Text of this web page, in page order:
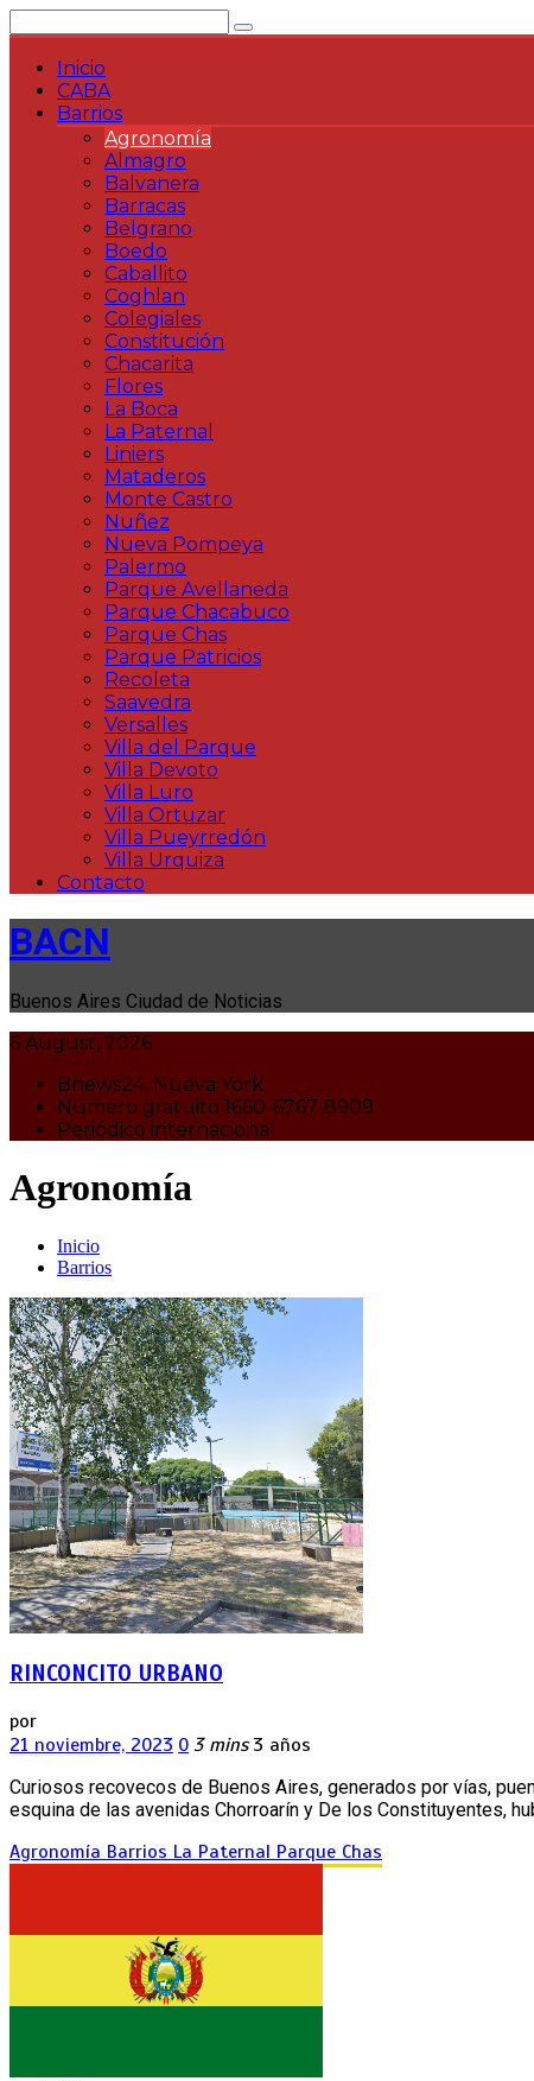
al
contenidoInicio
CABA
Barrios
Agronomía
Almagro
Balvanera
Barracas
Belgrano
Boedo
Caballito
Coghlan
Colegiales
Constitución
Chacarita
Flores
La Boca
La Paternal
Liniers
Mataderos
Monte Castro
Nuñez
Nueva Pompeya
Palermo
Parque Avellaneda
Parque Chacabuco
Parque Chas
Parque Patricios
Recoleta
Saavedra
Versalles
Villa del Parque
Villa Devoto
Villa Luro
Villa Ortuzar
Villa Pueyrredón
Villa Urquiza
Contacto
BACN
Buenos Aires Ciudad de Noticias
6 August, 2026
Bnews24, Nueva York
Número gratuito 1660-6767-8909
Periódico internacional
Agronomía
Inicio
Barrios
RINCONCITO URBANO
por
21 noviembre, 2023 0 3 mins 3 años
Curiosos recovecos de Buenos Aires, generados por vías,
esquina de las avenidas Chorroarín y De los Constituyentes,
Agronomía Barrios La Paternal Parque Chas